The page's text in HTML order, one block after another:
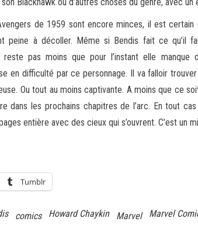
de 1959 sont encore minces, il est certain
peine à décoller. Même si Bendis fait ce qu’il
reste pas moins que pour l’instant elle manque
en difficulté par ce personnage. Il va falloir
Ou tout au moins captivante. A moins que ce
dans les prochains chapitres de l’arc. En tout
entière avec des cieux qui s’ouvrent. C’est un
Tumblr
comics Howard Chaykin Marvel Marvel